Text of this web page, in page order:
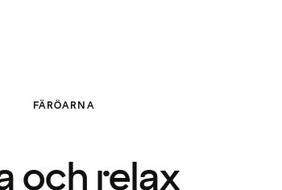
FÄRÖARNA
och relax